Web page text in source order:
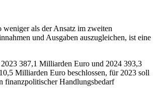
als der Ansatz im zweiten
und Ausgaben auszugleichen, ist eine
387,1 Milliarden Euro und 2024 393,3
Milliarden Euro beschlossen, für 2023 soll
finanzpolitischer Handlungsbedarf